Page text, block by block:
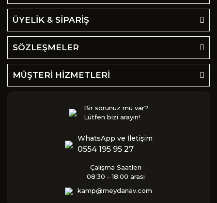
ÜYELİK & SİPARİŞ
SÖZLEŞMELER
MÜŞTERİ HİZMETLERİ
Bir sorunuz mu var?
Lütfen bizi arayın!
WhatsApp ve İletişim
0554 195 95 27
Çalışma Saatleri
08:30 - 18:00 arası
kamp@meydanav.com